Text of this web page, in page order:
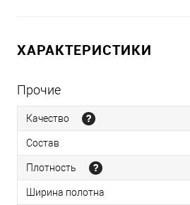
ХАРАКТЕРИСТИКИ
Прочие
Качество
Состав
Плотность
Ширина полотна